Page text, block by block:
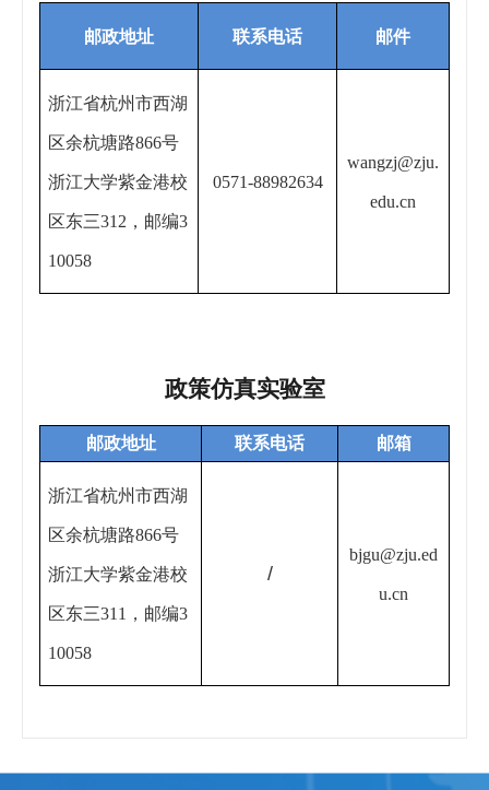
邮政地址 联系电话 邮件
浙江省杭州市西湖
区余杭塘路866号
浙江大学紫金港校
区东三312， 邮编3
10058
0571-88982634
wangzj@zju.
edu.cn
政策仿真实验室
邮政地址 联系电话 邮箱
浙江省杭州市西湖
区余杭塘路866号
浙江大学紫金港校
区东三311，邮编3
10058
/
bjgu@zju.ed
u.cn